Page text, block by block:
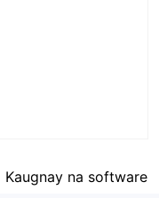
Kaugnay na software